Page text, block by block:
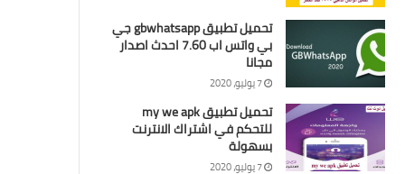
تحميل تطبيق gbwhatsapp جي
بي واتس اب 7.60 احدث اصدار
مجانا
7 يوليو، 2020
تحميل تطبيق my we apk
للتحكم في اشتراك الانترنت
بسهولة
7 يوليو، 2020